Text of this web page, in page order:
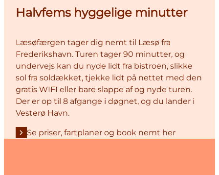
Halvfems hyggelige minutter
Læsøfærgen tager dig nemt til Læsø fra
Frederikshavn. Turen tager 90 minutter, og
undervejs kan du nyde lidt fra bistroen, slikke
sol fra soldækket, tjekke lidt på nettet med den
gratis WIFI eller bare slappe af og nyde turen.
Der er op til 8 afgange i døgnet, og du lander i
Vesterø Havn.
Se priser, fartplaner og book nemt her